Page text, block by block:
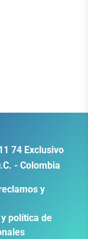
74 Exclusivo
- Colombia
y
política de